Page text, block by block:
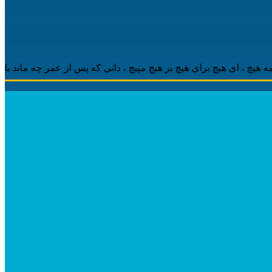
، ‌ای هیچ برای هیچ بر هیچ مپیچ ، دانی که پس از عمر چه ماند باقی